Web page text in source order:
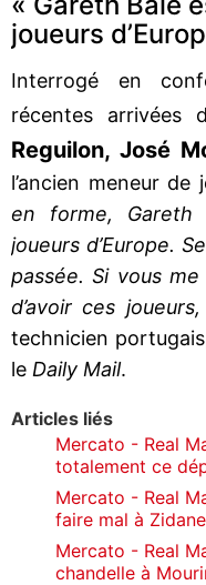
joueurs
Interrogé en
récentes arrivées
Reguilon, José
l’ancien meneur de
en forme, Gareth
joueurs d’Europe.
passée. Si vous
d’avoir ces
technicien
le Daily Mail.
Articles liés
Mercato - Real
totalement ce
Mercato - Real
faire mal à
Mercato - Real
chandelle à